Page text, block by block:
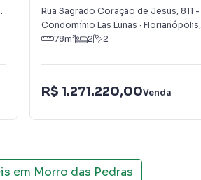
Rua Sagrado Coração de Jesus, 811 -
Condomínio Las Lunas · Florianópolis,
78m² 2 2
R$ 1.271.220,00Venda
em Morro das Pedras